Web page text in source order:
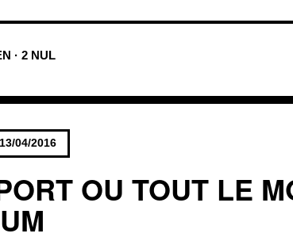
· 2 NUL
13/04/2016
OU TOUT LE